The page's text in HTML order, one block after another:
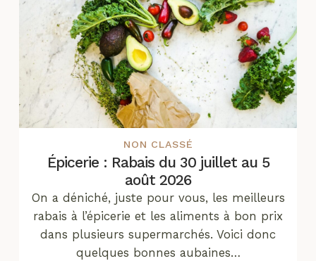
NON CLASSÉ
Épicerie : Rabais du 30 juillet au 5
août 2026
On a déniché, juste pour vous, les meilleurs
rabais à l’épicerie et les aliments à bon prix
dans plusieurs supermarchés. Voici donc
quelques bonnes aubaines…